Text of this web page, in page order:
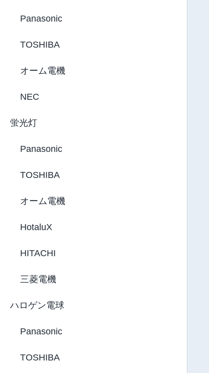
Panasonic
TOSHIBA
オーム電機
NEC
蛍光灯
Panasonic
TOSHIBA
オーム電機
HotaluX
HITACHI
三菱電機
ハロゲン電球
Panasonic
TOSHIBA